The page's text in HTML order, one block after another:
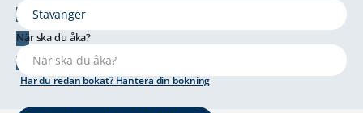
, Stavanger
När ska du åka?
Har du redan bokat? Hantera din bokning